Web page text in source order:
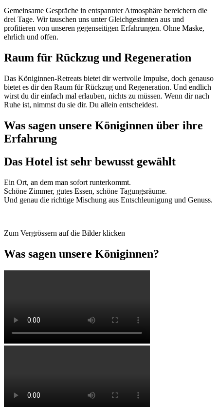
Gemeinsame Gespräche in entspannter Atmosphäre bereichern die
drei Tage. Wir tauschen uns unter Gleichgesinnten aus und
profitieren von unseren gegenseitigen Erfahrungen. Ohne Maske,
ehrlich und offen.
Raum für Rückzug und Regeneration
Das Königinnen-Retreats bietet dir wertvolle Impulse, doch genauso
bietet es dir den Raum für Rückzug und Regeneration. Und endlich
wirst du dir einfach mal erlauben, nichts zu müssen. Wenn dir nach
Ruhe ist, nimmst du sie dir. Du allein entscheidest.
Was sagen unsere Königinnen über ihre
Erfahrung
Das Hotel ist sehr bewusst gewählt
Ein Ort, an dem man sofort runterkommt.
Schöne Zimmer, gutes Essen, schöne Tagungsräume.
Und genau die richtige Mischung aus Entschleunigung und Genuss.
Zum Vergrössern auf die Bilder klicken
Was sagen unsere Königinnen?